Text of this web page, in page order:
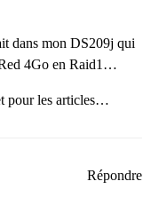
dans mon DS209j qui
4Go en Raid1…
pour les articles…
Répondre